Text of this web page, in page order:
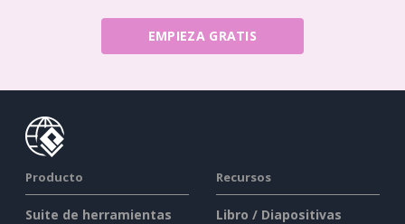
EMPIEZA GRATIS
Producto
Suite de herramientas
Recursos
Libro / Diapositivas